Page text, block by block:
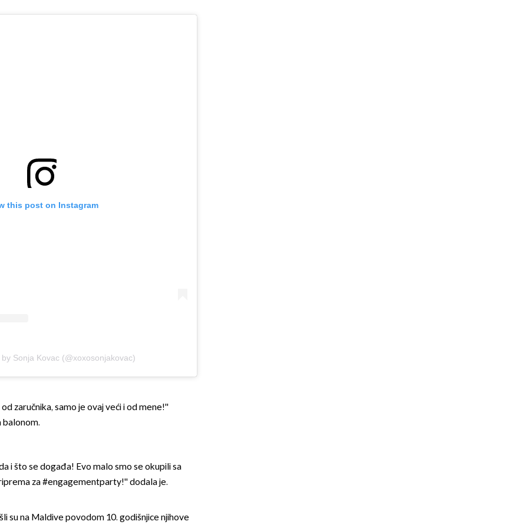
this post on Instagram
Sonja Kovac (@xoxosonjakovac)
zaručnika, samo je ovaj veći i od mene!''
balonom.
i što se događa! Evo malo smo se okupili sa
za #engagementparty!'' dodala je.
su na Maldive povodom 10. godišnjice njihove